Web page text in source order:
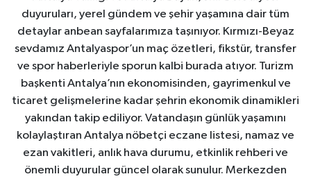
duyuruları, yerel gündem ve şehir yaşamına dair tüm
detaylar anbean sayfalarımıza taşınıyor. Kırmızı-Beyaz
sevdamız Antalyaspor’un maç özetleri, fikstür, transfer
ve spor haberleriyle sporun kalbi burada atıyor. Turizm
başkenti Antalya’nın ekonomisinden, gayrimenkul ve
ticaret gelişmelerine kadar şehrin ekonomik dinamikleri
yakından takip ediliyor. Vatandaşın günlük yaşamını
kolaylaştıran Antalya nöbetçi eczane listesi, namaz ve
ezan vakitleri, anlık hava durumu, etkinlik rehberi ve
önemli duyurular güncel olarak sunulur. Merkezden